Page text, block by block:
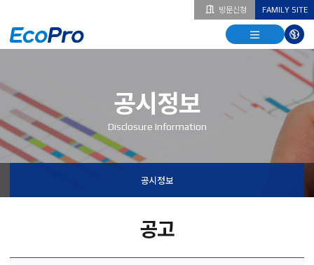
방문신청 FAMILY SITE
열기
열기
다국어
열기
공시정보
Disclosure Information
공시정보
공고